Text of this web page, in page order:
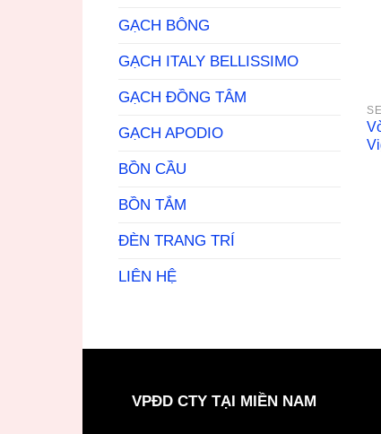
GẠCH BÔNG
GẠCH ITALY BELLISSIMO
GẠCH ĐỒNG TÂM
GẠCH APODIO
BỒN CẦU
BỒN TẮM
ĐÈN TRANG TRÍ
LIÊN HỆ
VPĐD CTY TẠI MIỀN NAM